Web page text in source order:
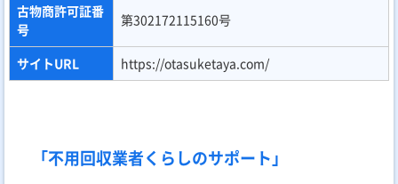
古物商許可証番
号
第302172115160号
サイトURL https://otasuketaya.com/
「不用回収業者くらしのサポート」